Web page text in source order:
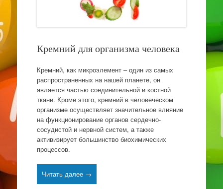
Кремний для организма человека
Кремний, как микроэлемент – один из самых
распространенных на нашей планете, он
является частью соединительной и костной
ткани. Кроме этого, кремний в человеческом
организме осуществляет значительное влияние
на функционирование органов сердечно-
сосудистой и нервной систем, а также
активизирует большинство биохимических
процессов.
Читать далее →